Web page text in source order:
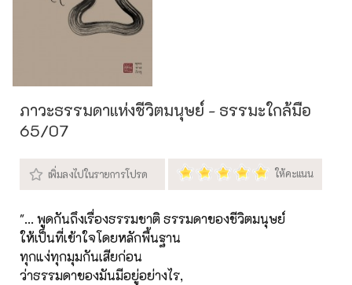
ภาวะธรรมดาแห่งชีวิตมนุษย์ - ธรรมะใกล้มือ
65/07
"... พูดกันถึงเรื่องธรรมชาติ ธรรมดาของชีวิตมนุษย์
ให้เป็นที่เข้าใจโดยหลักพื้นฐาน
ทุกแง่ทุกมุมกันเสียก่อน
ว่าธรรมดาของมันมีอยู่อย่างไร,